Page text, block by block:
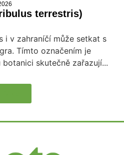
terrestris)
i v zahraníčí může setkat s
Tímto označením je
skutečně zařazují...